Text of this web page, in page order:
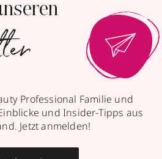
Professional Familie und
und Insider-Tipps aus
Jetzt anmelden!